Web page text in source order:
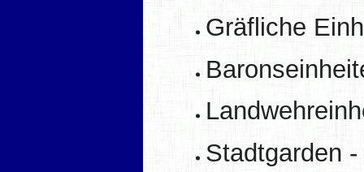
Gräfliche
Stadtgarden -